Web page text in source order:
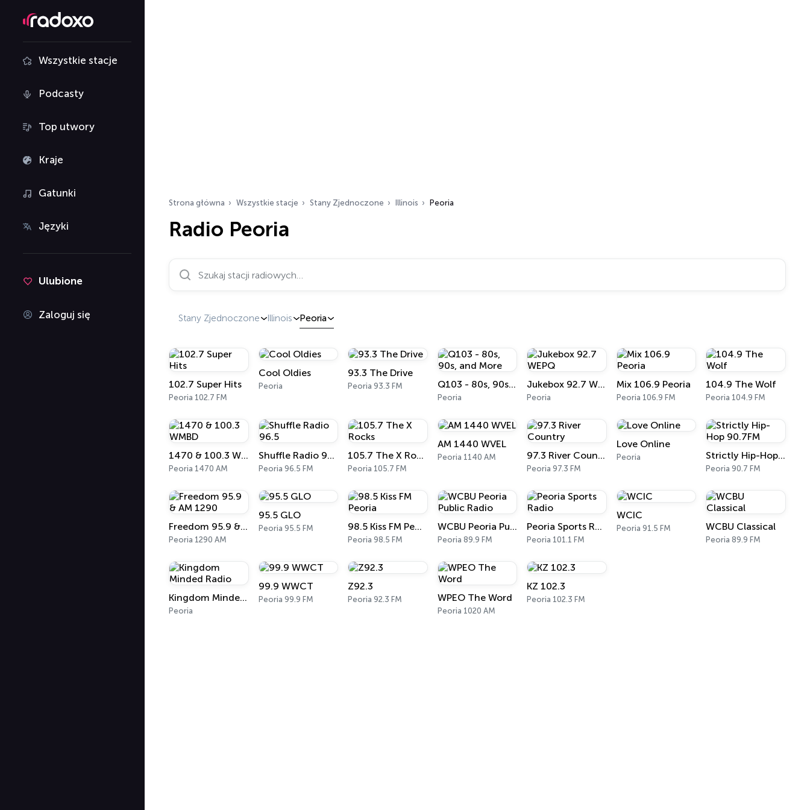
Wszystkie stacje
Podcasty
Top utwory
Kraje
Gatunki
Języki
Ulubione
Zaloguj się
Strona główna Wszystkie stacje Stany Zjednoczone Illinois Peoria
Radio Peoria
Szukaj stacji radiowych…
Stany Zjednoczone Illinois Peoria
102.7 Super Hits
Peoria 102.7 FM
Cool Oldies
Peoria
93.3 The Drive
Peoria 93.3 FM Q103 - 80s, 90s, and More
Peoria
Jukebox 92.7 WEPQ
Peoria
Mix 106.9 Peoria
Peoria 106.9 FM
104.9 The Wolf
Peoria 104.9 FM
1470 & 100.3 WMBD
Peoria 1470 AM
Shuffle Radio 96.5
Peoria 96.5 FM
105.7 The X Rocks
Peoria 105.7 FM
AM 1440 WVEL
Peoria 1140 AM 97.3 River Country
Peoria 97.3 FM
Love Online
Peoria Strictly Hip-Hop 90.7FM
Peoria 90.7 FM
Freedom 95.9 & AM 1290
Peoria 1290 AM
95.5 GLO
Peoria 95.5 FM 98.5 Kiss FM Peoria
Peoria 98.5 FM
WCBU Peoria Public Radio
Peoria 89.9 FM
Peoria Sports Radio
Peoria 101.1 FM
WCIC
Peoria 91.5 FM WCBU Classical
Peoria 89.9 FM
Kingdom Minded Radio
Peoria
99.9 WWCT
Peoria 99.9 FM
Z92.3
Peoria 92.3 FM WPEO The Word
Peoria 1020 AM
KZ 102.3
Peoria 102.3 FM